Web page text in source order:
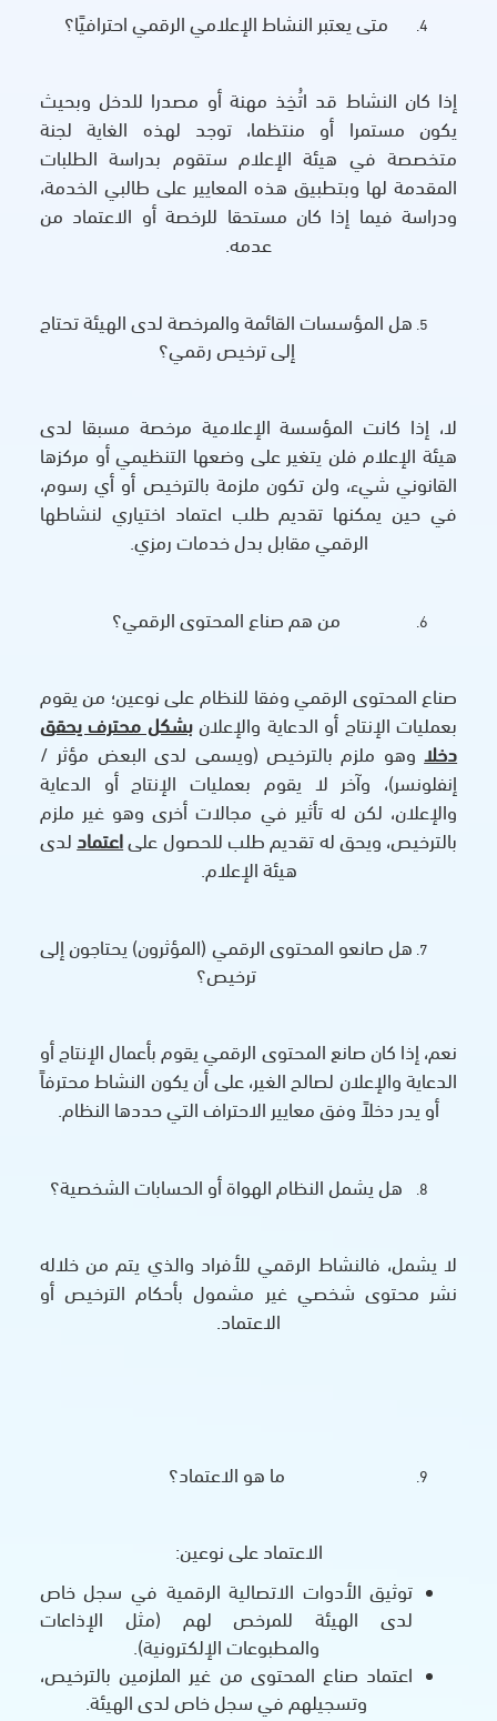
متى يعتبر النشاط الإعلامي الرقمي احترافيًا؟
إذا كان النشاط قد اتُخِذ مهنة أو مصدرا للدخل وبحيث
يكون مستمرا أو منتظما، توجد لهذه الغاية لجنة
متخصصة في هيئة الإعلام ستقوم بدراسة الطلبات
المقدمة لها وبتطبيق هذه المعايير على طالبي الخدمة،
ودراسة فيما إذا كان مستحقا للرخصة أو الاعتماد من
عدمه.
هل المؤسسات القائمة والمرخصة لدى الهيئة تحتاج
إلى ترخيص رقمي؟
لا، إذا كانت المؤسسة الإعلامية مرخصة مسبقا لدى
هيئة الإعلام فلن يتغير على وضعها التنظيمي أو مركزها
القانوني شيء، ولن تكون ملزمة بالترخيص أو أي رسوم،
في حين يمكنها تقديم طلب اعتماد اختياري لنشاطها
الرقمي مقابل بدل خدمات رمزي.
من هم صناع المحتوى الرقمي؟
صناع المحتوى الرقمي وفقا للنظام على نوعين؛ من يقوم
بعمليات الإنتاج أو الدعاية والإعلانبشكل محترف يحقق
دخلاوهو ملزم بالترخيص (ويسمى لدى البعض مؤثر /
إنفلونسر)، وآخر لا يقوم بعمليات الإنتاج أو الدعاية
والإعلان، لكن له تأثير في مجالات أخرى وهو غير ملزم
بالترخيص، ويحق له تقديم طلب للحصول علىاعتماد لدى
هيئة الإعلام.
هل صانعو المحتوى الرقمي (المؤثرون) يحتاجون إلى
ترخيص؟
نعم، إذا كان صانع المحتوى الرقمي يقوم بأعمال الإنتاج أو
الدعاية والإعلان لصالح الغير، على أن يكون النشاط محترفاً
أو يدر دخلاً وفق معايير الاحتراف التي حددها النظام.
هل يشمل النظام الهواة أو الحسابات الشخصية؟
لا يشمل، فالنشاط الرقمي للأفراد والذي يتم من خلاله
نشر محتوى شخصي غير مشمول بأحكام الترخيص أو
الاعتماد.
ما هو الاعتماد؟
الاعتماد على نوعين:
توثيق الأدوات الاتصالية الرقمية في سجل خاص
لدى الهيئة للمرخص لهم (مثل الإذاعات
والمطبوعات الإلكترونية).
اعتماد صناع المحتوى من غير الملزمين بالترخيص،
وتسجيلهم في سجل خاص لدى الهيئة.